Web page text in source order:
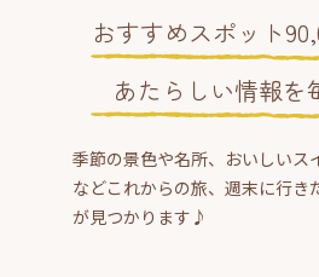
おすすめスポット
あたらしい情報を
季節の景色や名所、おいしいス
などこれからの旅、週末に行き
が見つかります♪